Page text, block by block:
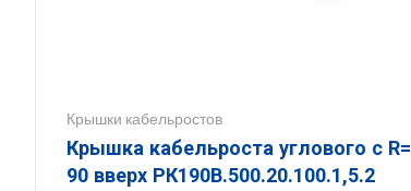
Крышки кабельростов
Крышка кабельроста углового с
90 вверх РК190В.500.20.100.1,5.2